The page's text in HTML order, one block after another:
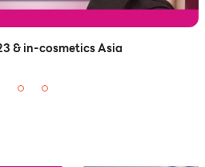
& in-cosmetics Asia